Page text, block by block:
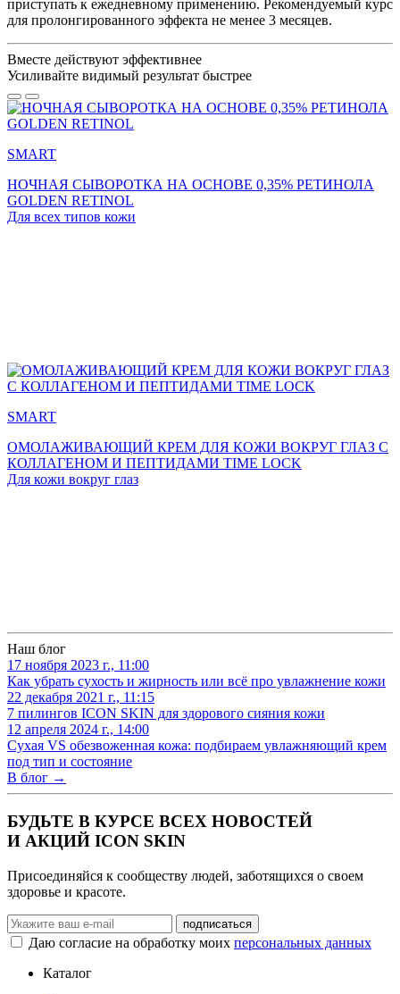
приступать к ежедневному применению. Рекомендуемый курс
для пролонгированного эффекта не менее 3 месяцев.
Вместе действуют эффективнее
Усиливайте видимый результат быстрее
SMART
НОЧНАЯ СЫВОРОТКА НА ОСНОВЕ 0,35% РЕТИНОЛА
GOLDEN RETINOL
Для всех типов кожи
SMART
ОМОЛАЖИВАЮЩИЙ КРЕМ ДЛЯ КОЖИ ВОКРУГ ГЛАЗ С
КОЛЛАГЕНОМ И ПЕПТИДАМИ TIME LOCK
Для кожи вокруг глаз
Наш блог
17 ноября 2023 г., 11:00
Как убрать сухость и жирность или всё про увлажнение кожи
22 декабря 2021 г., 11:15
7 пилингов ICON SKIN для здорового сияния кожи
12 апреля 2024 г., 14:00
Сухая VS обезвоженная кожа: подбираем увлажняющий крем
под тип и состояние
В блог →
БУДЬТЕ В КУРСЕ ВСЕХ НОВОСТЕЙ
И АКЦИЙ ICON SKIN
Присоединяйся к сообществу людей, заботящихся о своем
здоровье и красоте.
Даю согласие на обработку моих персональных данных
Каталог